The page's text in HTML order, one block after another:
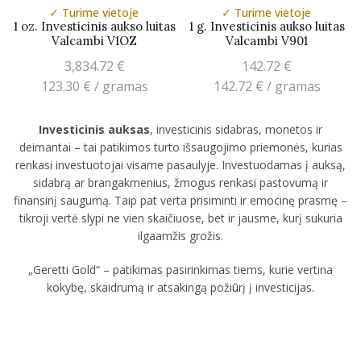
✓ Turime vietoje
1 oz. Investicinis aukso luitas
Valcambi V1OZ
3,834.72 €
123.30 € / gramas
✓ Turime vietoje
1 g. Investicinis aukso luitas
Valcambi V901
142.72 €
142.72 € / gramas
Investicinis auksas, investicinis sidabras, monetos ir
deimantai – tai patikimos turto išsaugojimo priemonės, kurias
renkasi investuotojai visame pasaulyje. Investuodamas į auksą,
sidabrą ar brangakmenius, žmogus renkasi pastovumą ir
finansinį saugumą. Taip pat verta prisiminti ir emocinę prasmę –
tikroji vertė slypi ne vien skaičiuose, bet ir jausme, kurį sukuria
ilgaamžis grožis.
„Geretti Gold“ – patikimas pasirinkimas tiems, kurie vertina
kokybę, skaidrumą ir atsakingą požiūrį į investicijas.